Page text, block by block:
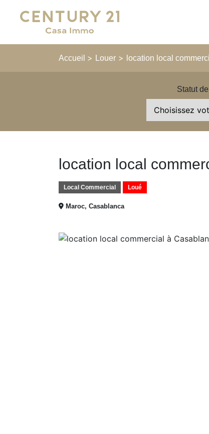
Main Navigation
Accueil > Louer > location local
Statut
location local
Local Commercial Loué
Maroc, Casablanca